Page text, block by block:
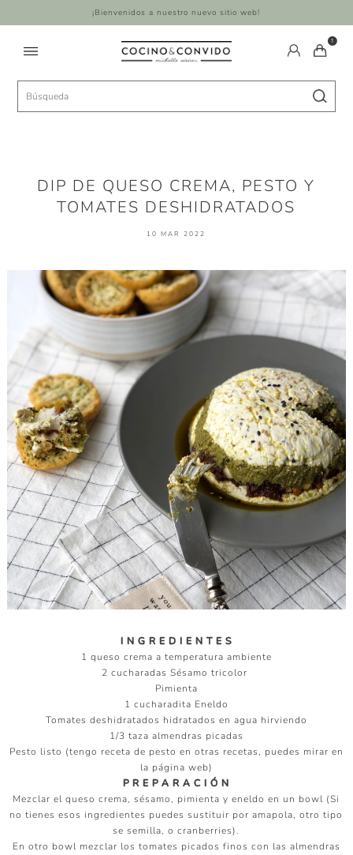
¡Bienvenidos a nuestro nuevo sitio web!
1
DIP DE QUESO CREMA, PESTO Y
TOMATES DESHIDRATADOS
10 MAR 2022
I N G R E D I E N T E S
1 queso crema a temperatura ambiente
2 cucharadas Sésamo tricolor
Pimienta
1 cucharadita Eneldo
Tomates deshidratados hidratados en agua hirviendo
1/3 taza almendras picadas
Pesto listo (tengo receta de pesto en otras recetas, puedes mirar en
la página web)
P R E P A R A C I Ó N
Mezclar el queso crema, sésamo, pimienta y eneldo en un bowl (Si
no tienes esos ingredientes puedes sustituir por amapola, otro tipo
se semilla, o cranberries).
En otro bowl mezclar los tomates picados finos con las almendras